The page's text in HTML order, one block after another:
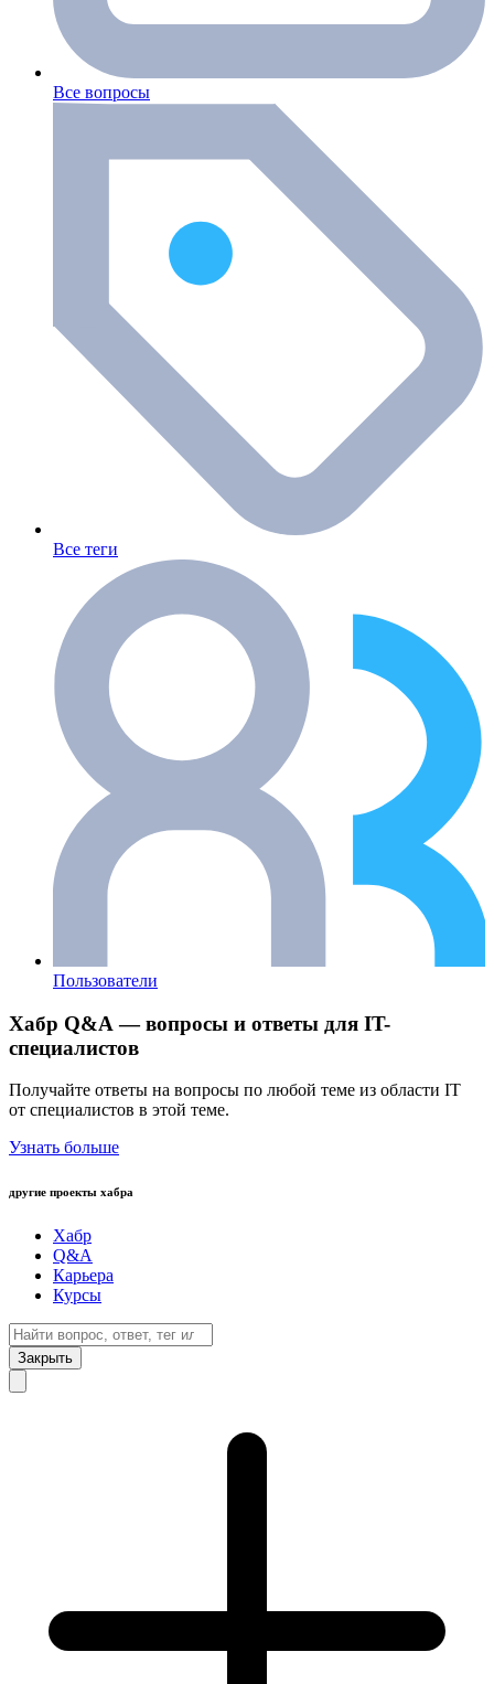
Все вопросы
Все теги
Пользователи
Хабр Q&A — вопросы и ответы для IT-
специалистов
Получайте ответы на вопросы по любой теме из области IT
от специалистов в этой теме.
Узнать больше
другие проекты хабра
Хабр
Q&A
Карьера
Курсы
Закрыть